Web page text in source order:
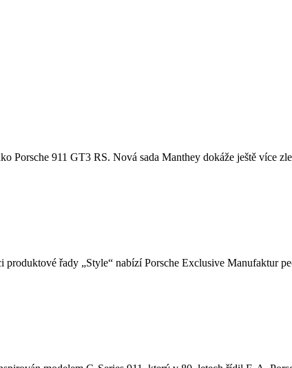
Porsche 911 GT3 RS. Nová sada Manthey dokáže ještě více
řady „Style“ nabízí Porsche Exclusive Manufaktur